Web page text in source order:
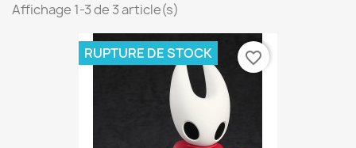
Affichage 1-3 de 3 article(s)
RUPTURE DE STOCK favorite_border